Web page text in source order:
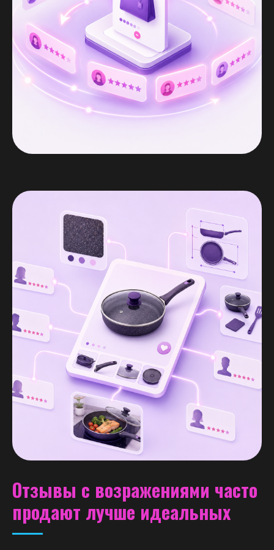
Отзывы с возражениями часто
продают лучше идеальных
ХОЧЕШЬ БЫТЬ
В ТОПЕ?
Оставь заявку